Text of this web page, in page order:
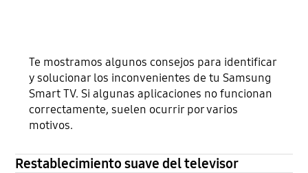
Te mostramos algunos consejos para identificar
y solucionar los inconvenientes de tu Samsung
Smart TV. Si algunas aplicaciones no funcionan
correctamente, suelen ocurrir por varios
motivos.
Restablecimiento suave del televisor